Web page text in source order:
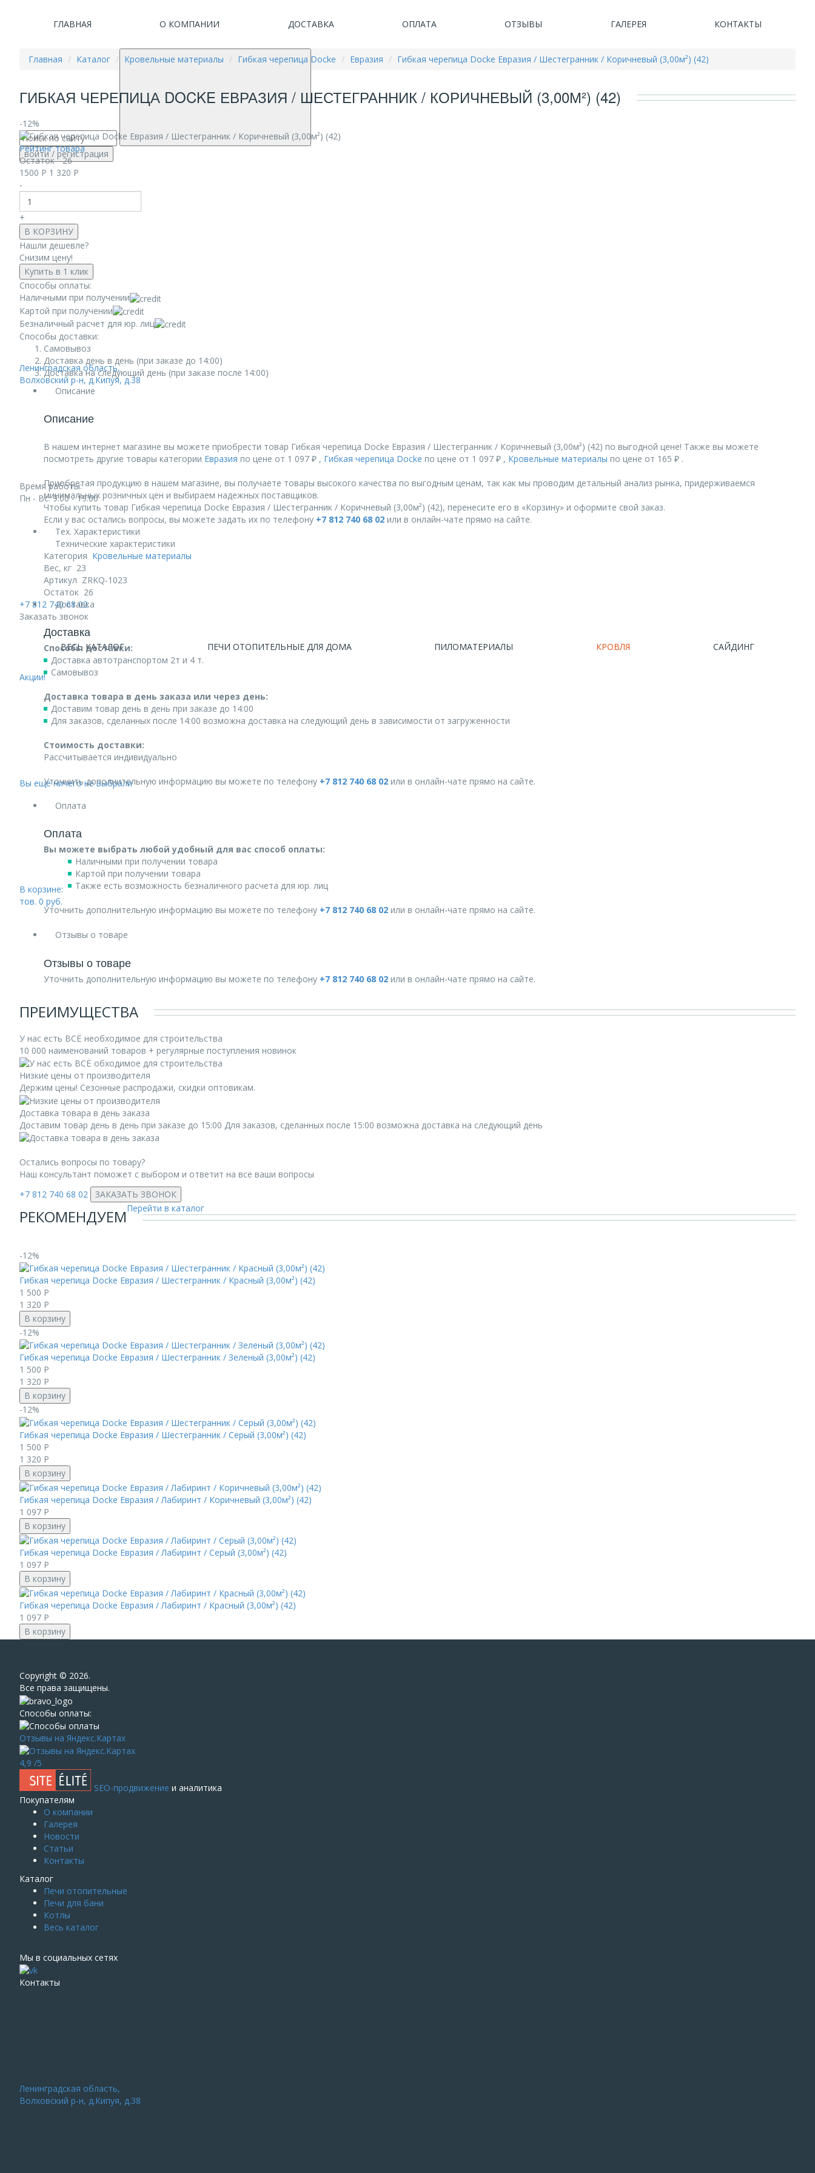
ГЛАВНАЯ О КОМПАНИИ ДОСТАВКА ОПЛАТА ОТЗЫВЫ ГАЛЕРЕЯ КОНТАКТЫ
войти/ регистрация
Ленинградская область,
Волховский р-н, д.Кипуя, д.38
Время работы:
Пн - Вс: 9:00 - 19:00
+7 812 740 68 02
Заказать звонок
ВЕСЬ КАТАЛОГ ПЕЧИ ОТОПИТЕЛЬНЫЕ ДЛЯ ДОМА ПИЛОМАТЕРИАЛЫ КРОВЛЯ САЙДИНГ
Акции!
Вы еще ничего не выбрали
В корзине:
тов. 0 руб.
Главная Каталог Кровельные материалы Гибкая черепица Docke Евразия Гибкая черепица Docke Евразия / Шестегранник / Коричневый (3,00м²) (42)
ГИБКАЯ ЧЕРЕПИЦА DOCKE ЕВРАЗИЯ / ШЕСТЕГРАННИК / КОРИЧНЕВЫЙ (3,00М²) (42)
-12%
Рейтинг товара
Остаток - 26
1500 Р 1 320 Р
-
+
В КОРЗИНУ
Нашли дешевле?
Снизим цену!
Купить в 1 клик
Способы оплаты:
Наличными при получении
Картой при получении
Безналичный расчет для юр. лиц
Способы доставки:
Самовывоз
Доставка день в день (при заказе до 14:00)
Доставка на следующий день (при заказе после 14:00)
Описание
Описание
В нашем интернет магазине вы можете приобрести товар Гибкая черепица Docke Евразия / Шестегранник / Коричневый (3,00м²) (42) по выгодной цене! Также вы можете
посмотреть другие товары категории Евразия по цене от 1 097 ₽ , Гибкая черепица Docke по цене от 1 097 ₽ , Кровельные материалы по цене от 165 ₽ .
Приобретая продукцию в нашем магазине, вы получаете товары высокого качества по выгодным ценам, так как мы проводим детальный анализ рынка, придерживаемся
минимальных розничных цен и выбираем надежных поставщиков.
Чтобы купить товар Гибкая черепица Docke Евразия / Шестегранник / Коричневый (3,00м²) (42), перенесите его в «Корзину» и оформите свой заказ.
Если у вас остались вопросы, вы можете задать их по телефону +7 812 740 68 02 или в онлайн-чате прямо на сайте.
Тех. Характеристики
Технические характеристики
Категория Кровельные материалы
Вес, кг 23
Артикул ZRKQ-1023
Остаток 26
Доставка
Доставка
Способы доставки:
Доставка автотранспортом 2т и 4 т.
Самовывоз
Доставка товара в день заказа или через день:
Доставим товар день в день при заказе до 14:00
Для заказов, сделанных после 14:00 возможна доставка на следующий день в зависимости от загруженности
Стоимость доставки:
Рассчитывается индивидуально
Уточнить дополнительную информацию вы можете по телефону +7 812 740 68 02 или в онлайн-чате прямо на сайте.
Оплата
Оплата
Вы можете выбрать любой удобный для вас способ оплаты:
Наличными при получении товара
Картой при получении товара
Также есть возможность безналичного расчета для юр. лиц
Уточнить дополнительную информацию вы можете по телефону +7 812 740 68 02 или в онлайн-чате прямо на сайте.
Отзывы о товаре
Отзывы о товаре
Уточнить дополнительную информацию вы можете по телефону +7 812 740 68 02 или в онлайн-чате прямо на сайте.
ПРЕИМУЩЕСТВА
У нас есть ВСЁ необходимое для строительства
10 000 наименований товаров + регулярные поступления новинок
Низкие цены от производителя
Держим цены! Сезонные распродажи, скидки оптовикам.
Доставка товара в день заказа
Доставим товар день в день при заказе до 15:00 Для заказов, сделанных после 15:00 возможна доставка на следующий день
Остались вопросы по товару?
Наш консультант поможет с выбором и ответит на все ваши вопросы
+7 812 740 68 02
ЗАКАЗАТЬ ЗВОНОК
РЕКОМЕНДУЕМПерейти в каталог
-12%
Гибкая черепица Docke Евразия / Шестегранник / Красный (3,00м²) (42)
1 500 Р
1 320 Р
В корзину
-12%
Гибкая черепица Docke Евразия / Шестегранник / Зеленый (3,00м²) (42)
1 500 Р
1 320 Р
В корзину
-12%
Гибкая черепица Docke Евразия / Шестегранник / Серый (3,00м²) (42)
1 500 Р
1 320 Р
В корзину
Гибкая черепица Docke Евразия / Лабиринт / Коричневый (3,00м²) (42)
1 097 Р
В корзину
Гибкая черепица Docke Евразия / Лабиринт / Серый (3,00м²) (42)
1 097 Р
В корзину
Гибкая черепица Docke Евразия / Лабиринт / Красный (3,00м²) (42)
1 097 Р
В корзину
Сopyright © 2026.
Все права защищены.
Способы оплаты:
Отзывы на Яндекс.Картах
4,9 /5
SEO-продвижение и аналитика
Покупателям
О компании
Галерея
Новости
Статьи
Контакты
Каталог
Печи отопительные
Печи для бани
Котлы
Весь каталог
Мы в социальных сетях
Контакты
Ленинградская область,
Волховский р-н, д.Кипуя, д.38